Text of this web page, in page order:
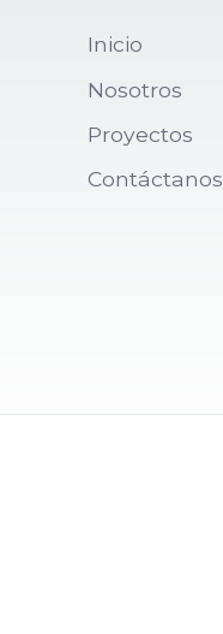
Inicio
Nosotros
Proyectos
Contáctanos